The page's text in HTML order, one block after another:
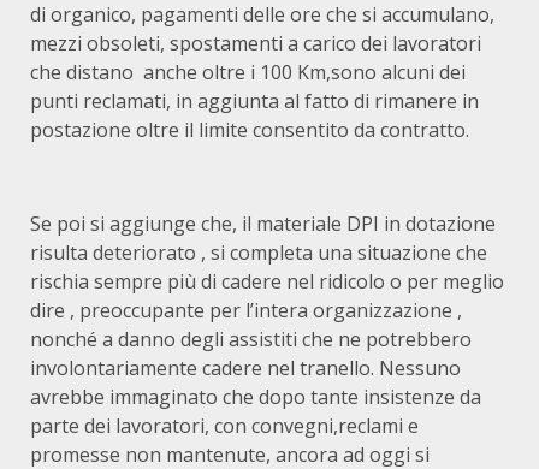
di organico, pagamenti delle ore che si accumulano,
mezzi obsoleti, spostamenti a carico dei lavoratori
che distano anche oltre i 100 Km,sono alcuni dei
punti reclamati, in aggiunta al fatto di rimanere in
postazione oltre il limite consentito da contratto.
Se poi si aggiunge che, il materiale DPI in dotazione
risulta deteriorato , si completa una situazione che
rischia sempre più di cadere nel ridicolo o per meglio
dire , preoccupante per l’intera organizzazione ,
nonché a danno degli assistiti che ne potrebbero
involontariamente cadere nel tranello. Nessuno
avrebbe immaginato che dopo tante insistenze da
parte dei lavoratori, con convegni,reclami e
promesse non mantenute, ancora ad oggi si